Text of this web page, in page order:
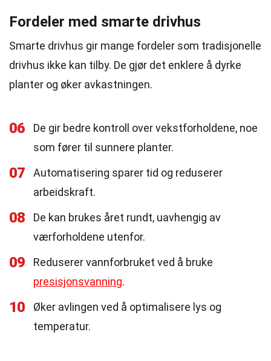
Fordeler med smarte drivhus
Smarte drivhus gir mange fordeler som tradisjonelle
drivhus ikke kan tilby. De gjør det enklere å dyrke
planter og øker avkastningen.
06
De gir bedre kontroll over vekstforholdene, noe
som fører til sunnere planter.
07
Automatisering sparer tid og reduserer
arbeidskraft.
08
De kan brukes året rundt, uavhengig av
værforholdene utenfor.
09
Reduserer vannforbruket ved å bruke
presisjonsvanning.
10
Øker avlingen ved å optimalisere lys og
temperatur.